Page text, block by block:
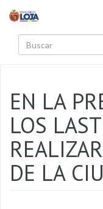
EN LA
LOS
DE LA